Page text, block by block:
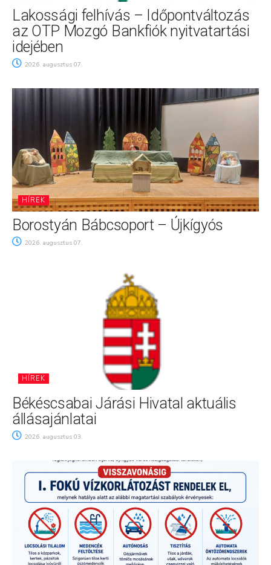
Lakossági felhívás – Időpontváltozás
az OTP Mozgó Bankfiók nyitvatartási
idejében
2026. augusztus 07.
HÍREK
Borostyán Bábcsoport – Újkígyós
2026. augusztus 07.
HÍREK
Békéscsabai Járási Hivatal aktuális
állásajánlatai
2026. augusztus 03.